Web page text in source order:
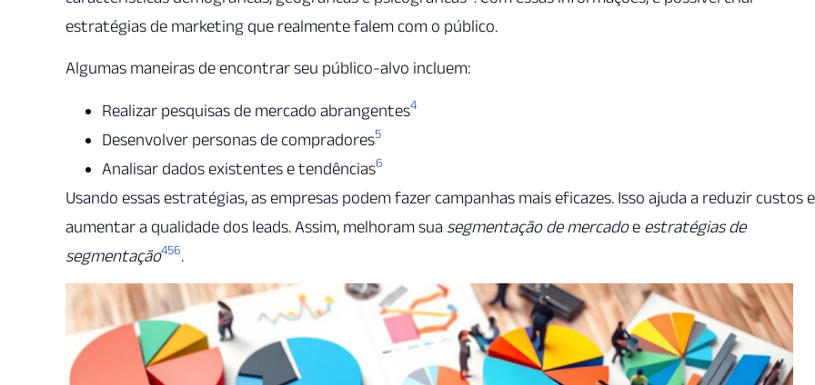
estratégias de marketing que realmente falem com o público.
Algumas maneiras de encontrar seu público-alvo incluem:
Realizar pesquisas de mercado abrangentes4
Desenvolver personas de compradores5
Analisar dados existentes e tendências6
Usando essas estratégias, as empresas podem fazer campanhas mais eficazes. Isso ajuda a reduzir custos e
aumentar a qualidade dos leads. Assim, melhoram sua segmentação de mercadoe estratégias de
segmentação456.